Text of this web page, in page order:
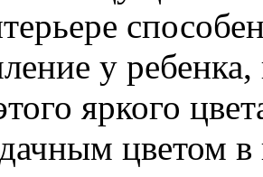
у
яркого
цветом в